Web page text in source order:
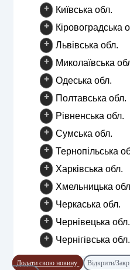
+
Київська обл.
+
Кіровоградська
+
Львівська обл.
+
Миколаївська
+
Одеська обл.
+
Полтавська обл.
+
Рівненська обл.
+
Сумська обл.
+
Тернопільська
+
Харківська обл.
+
Хмельницька
+
Черкаська обл.
+
Чернівецька обл.
+
Чернігівська обл.
Додати свою новину
Відкрити/